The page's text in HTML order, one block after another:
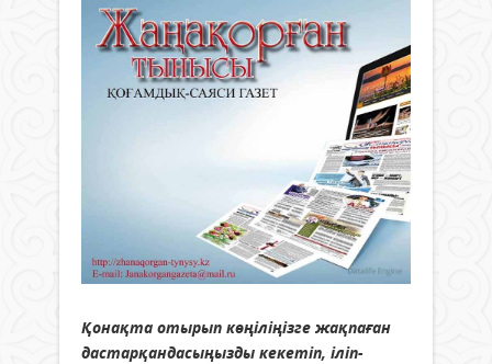
Қонақта отырып көңіліңізге жақпаған
дастарқандасыңызды кекетіп, іліп-